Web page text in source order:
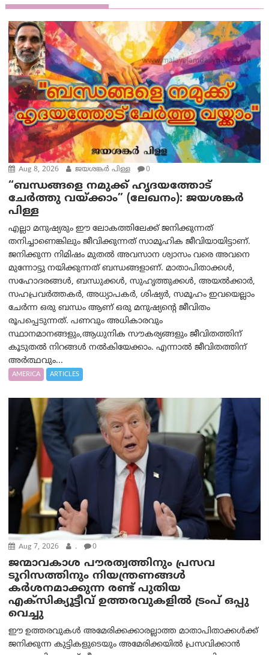
Aug 8, 2026 ജയശങ്കര്‍ പിള്ള 0
“ബന്ധങ്ങളെ നമുക്ക് ഹൃദയത്തോട്
ചേർത്തു വയ്ക്കാം” (ലേഖനം): ജയശങ്കര്‍
പിള്ള
എല്ലാ മനുഷ്യരും ഈ ലോകത്തിലേക്ക് ജനിക്കുന്നത്
തനിച്ചാണെങ്കിലും ജീവിക്കുന്നത് സാമൂഹിക ജീവിയായിട്ടാണ്.
ജനിക്കുന്ന നിമിഷം മുതൽ അവസാന ശ്വാസം വരെ അവനെ
മുന്നോട്ടു നയിക്കുന്നത് ബന്ധങ്ങളാണ്. മാതാപിതാക്കൾ,
സഹോദരങ്ങൾ, ബന്ധുക്കൾ, സുഹൃത്തുക്കൾ, അയൽക്കാർ,
സഹപ്രവർത്തകർ, അധ്യാപകർ, ശിഷ്യർ, സമൂഹം ഇവയെല്ലാം
ചേർന്ന ഒരു ബന്ധം ആണ് ഒരു മനുഷ്യന്റെ ജീവിതം
രൂപപ്പെടുന്നത്. പണവും അധികാരവും
സ്ഥാനമാനങ്ങളും,ആധുനിക സൗകര്യങ്ങളും ജീവിതത്തിന്
കൂടുതൽ നിറങ്ങൾ നൽകിയേക്കാം. എന്നാൽ ജീവിതത്തിന്
അർത്ഥവും...
AMERICA ARTICLES
Aug 7, 2026 . 0
ജന്മാവകാശ പൗരത്വത്തിനും പ്രസവ
ടൂറിസത്തിനും നിയന്ത്രണങ്ങൾ
കർശനമാക്കുന്ന രണ്ട് പുതിയ
എക്സിക്യൂട്ടീവ് ഉത്തരവുകളിൽ ട്രംപ് ഒപ്പു
വെച്ചു
ഈ ഉത്തരവുകൾ അമേരിക്കക്കാരല്ലാത്ത മാതാപിതാക്കൾക്ക്
ജനിക്കുന്ന കുട്ടികളുടെയും അമേരിക്കയിൽ പ്രസവിക്കാൻ